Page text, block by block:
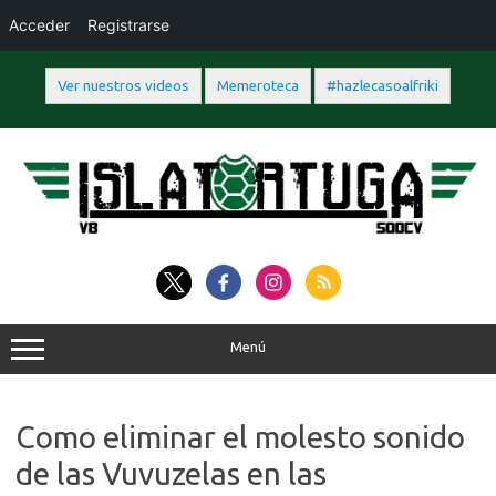
Ver nuestros videos Memeroteca #hazlecasoalfriki
contenido
Menú
Como eliminar el molesto sonido
de las Vuvuzelas en las
Acceder Registrarse